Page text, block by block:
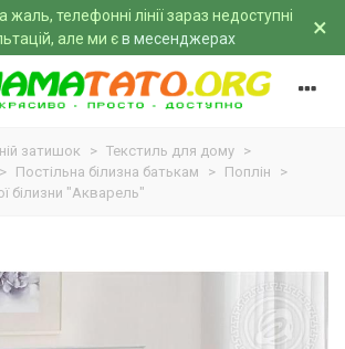
жаль, телефонні лінії зараз недоступні
але ми єв месенджерах ×
затишок > Текстиль для дому >
> Постільна білизна батькам > Поплін
>
білизни "Акварель"